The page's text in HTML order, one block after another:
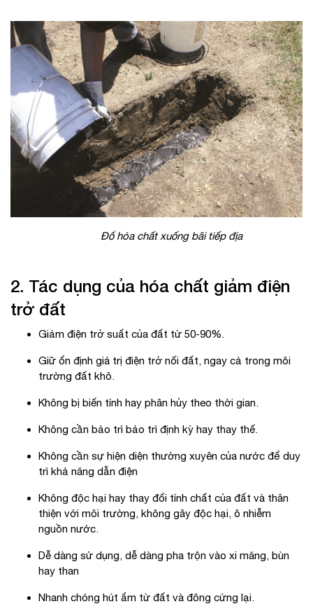
Đổ hóa chất xuống bãi tiếp địa
2. Tác dụng của hóa chất giảm điện
trở đất
Giảm điện trở suất của đất từ 50-90%.
Giữ ổn định giá trị điện trở nối đất, ngay cả trong môi
trường đất khô.
Không bị biến tính hay phân hủy theo thời gian.
Không cần bảo trì bảo trì định kỳ hay thay thế.
Không cần sự hiện diện thường xuyên của nước để duy
trì khả năng dẫn điện
Không độc hại hay thay đổi tính chất của đất và thân
thiện với môi trường, không gây độc hại, ô nhiễm
nguồn nước.
Dễ dàng sử dụng, dễ dàng pha trộn vào xi măng, bùn
hay than
Nhanh chóng hút ẩm từ đất và đông cứng lại.